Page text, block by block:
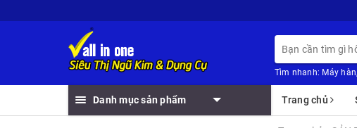
Tìm nhanh: Máy hàn,
Danh mục sản phẩm Trang chủ